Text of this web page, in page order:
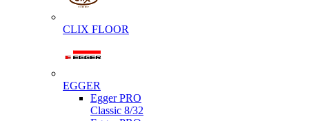
CLIX FLOOR
EGGER
Egger PRO
Classic 8/32